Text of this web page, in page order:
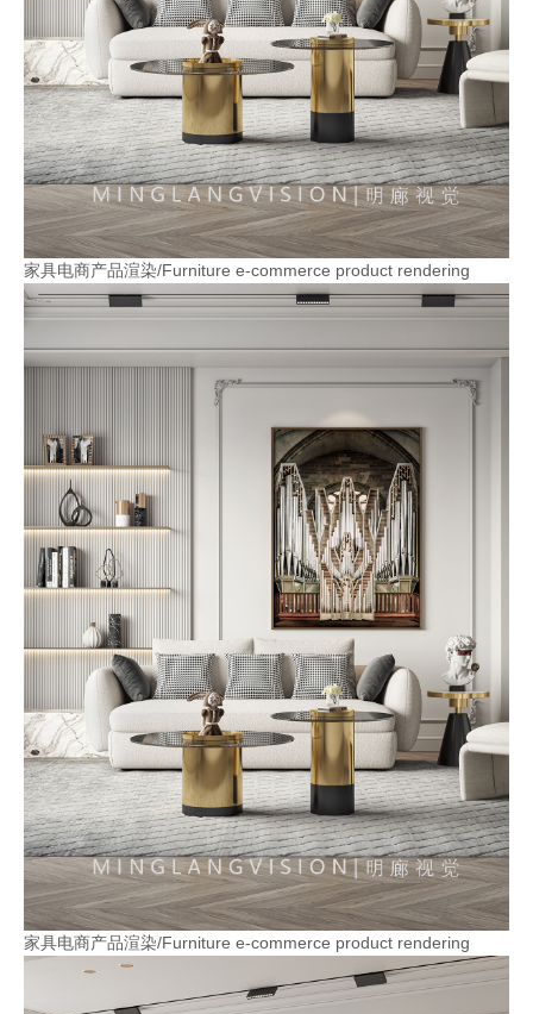
家具电商产品渲染/Furniture e-commerce product rendering
家具电商产品渲染/Furniture e-commerce product rendering